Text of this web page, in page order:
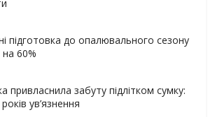
підготовка до опалювального сезону
60%
привласнила забуту підлітком сумку:
ув’язнення